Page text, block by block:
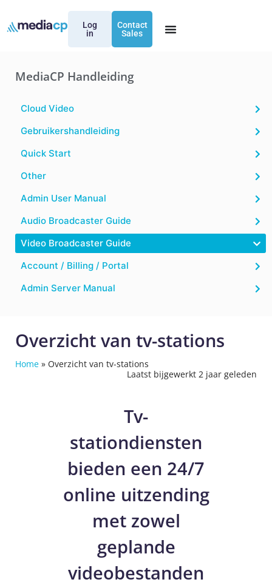
Log
in
Contact
Sales
MediaCP Handleiding
Cloud Video
Gebruikershandleiding
Quick Start
Other
Admin User Manual
Audio Broadcaster Guide
Video Broadcaster Guide
Account / Billing / Portal
Admin Server Manual
Overzicht van tv-stations
Home » Overzicht van tv-stations
Laatst bijgewerkt 2 jaar geleden
Tv-
stationdiensten
bieden een 24/7
online uitzending
met zowel
geplande
videobestanden